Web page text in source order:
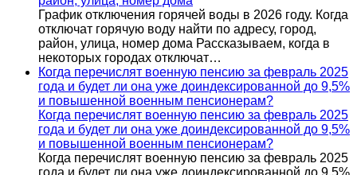
График отключения горячей воды в 2026 году. Когда
отключат горячую воду найти по адресу, город,
район, улица, номер дома Рассказываем, когда в
некоторых городах отключат…
Когда перечислят военную пенсию за февраль 2025
года и будет ли она уже доиндексированной до 9,5%
и повышенной военным пенсионерам?
Когда перечислят военную пенсию за февраль 2025
года и будет ли она уже доиндексированной до 9,5%
и повышенной военным пенсионерам?
Когда перечислят военную пенсию за февраль 2025